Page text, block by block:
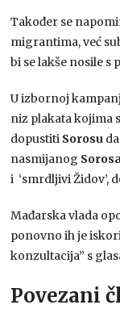
Također se
migrantima, već
bi se lakše nosile
U izbornoj
niz plakata kojima
dopustiti Sorosu
nasmijanog
i ‘smrdljivi Židov’,
Mađarska vlada
ponovno ih je
konzultacija” s
Povezani